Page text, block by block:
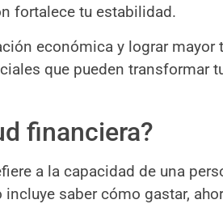
fortalece tu estabilidad.
económica y lograr mayor
que pueden transformar
financiera?
a la capacidad de una
saber cómo gastar,